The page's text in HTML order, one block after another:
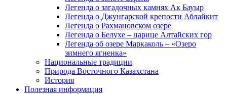
Легенда о загадочных камнях Ак Бауыр
Легенда о Джунгарской крепости Аблайкит
Легенда о Рахмановском озере
Легенда о Белухе – царице Алтайских гор
Легенда об озере Маркаколь – «Озеро
зимнего ягненка»
Национальные традиции
Природа Восточного Казахстана
История
Полезная информация